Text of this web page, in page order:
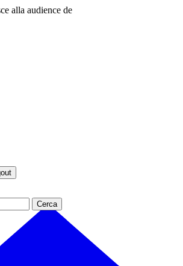
alla audience de
Cerca